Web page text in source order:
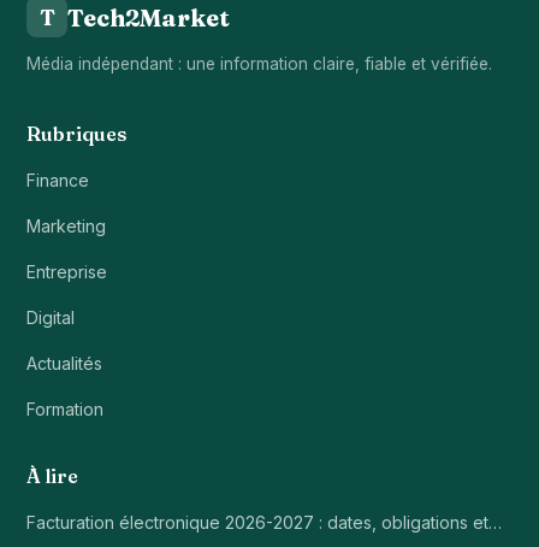
T Tech2Market
Média indépendant : une information claire, fiable et vérifiée.
Rubriques
Finance
Marketing
Entreprise
Digital
Actualités
Formation
À lire
Facturation électronique 2026-2027 : dates, obligations et…